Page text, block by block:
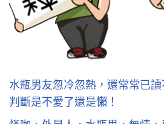
水瓶男友忽冷忽熱，還常常已
判斷是不愛了還是懶！